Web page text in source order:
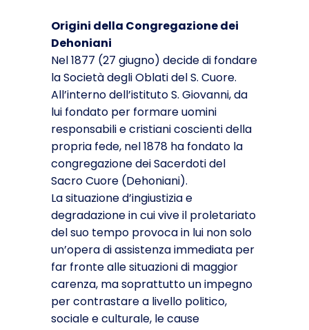
Origini della Congregazione dei
Dehoniani
Nel 1877 (27 giugno) decide di fondare
la Società degli Oblati del S. Cuore.
All’interno dell’istituto S. Giovanni, da
lui fondato per formare uomini
responsabili e cristiani coscienti della
propria fede, nel 1878 ha fondato la
congregazione dei Sacerdoti del
Sacro Cuore (Dehoniani).
La situazione d’ingiustizia e
degradazione in cui vive il proletariato
del suo tempo provoca in lui non solo
un’opera di assistenza immediata per
far fronte alle situazioni di maggior
carenza, ma soprattutto un impegno
per contrastare a livello politico,
sociale e culturale, le cause